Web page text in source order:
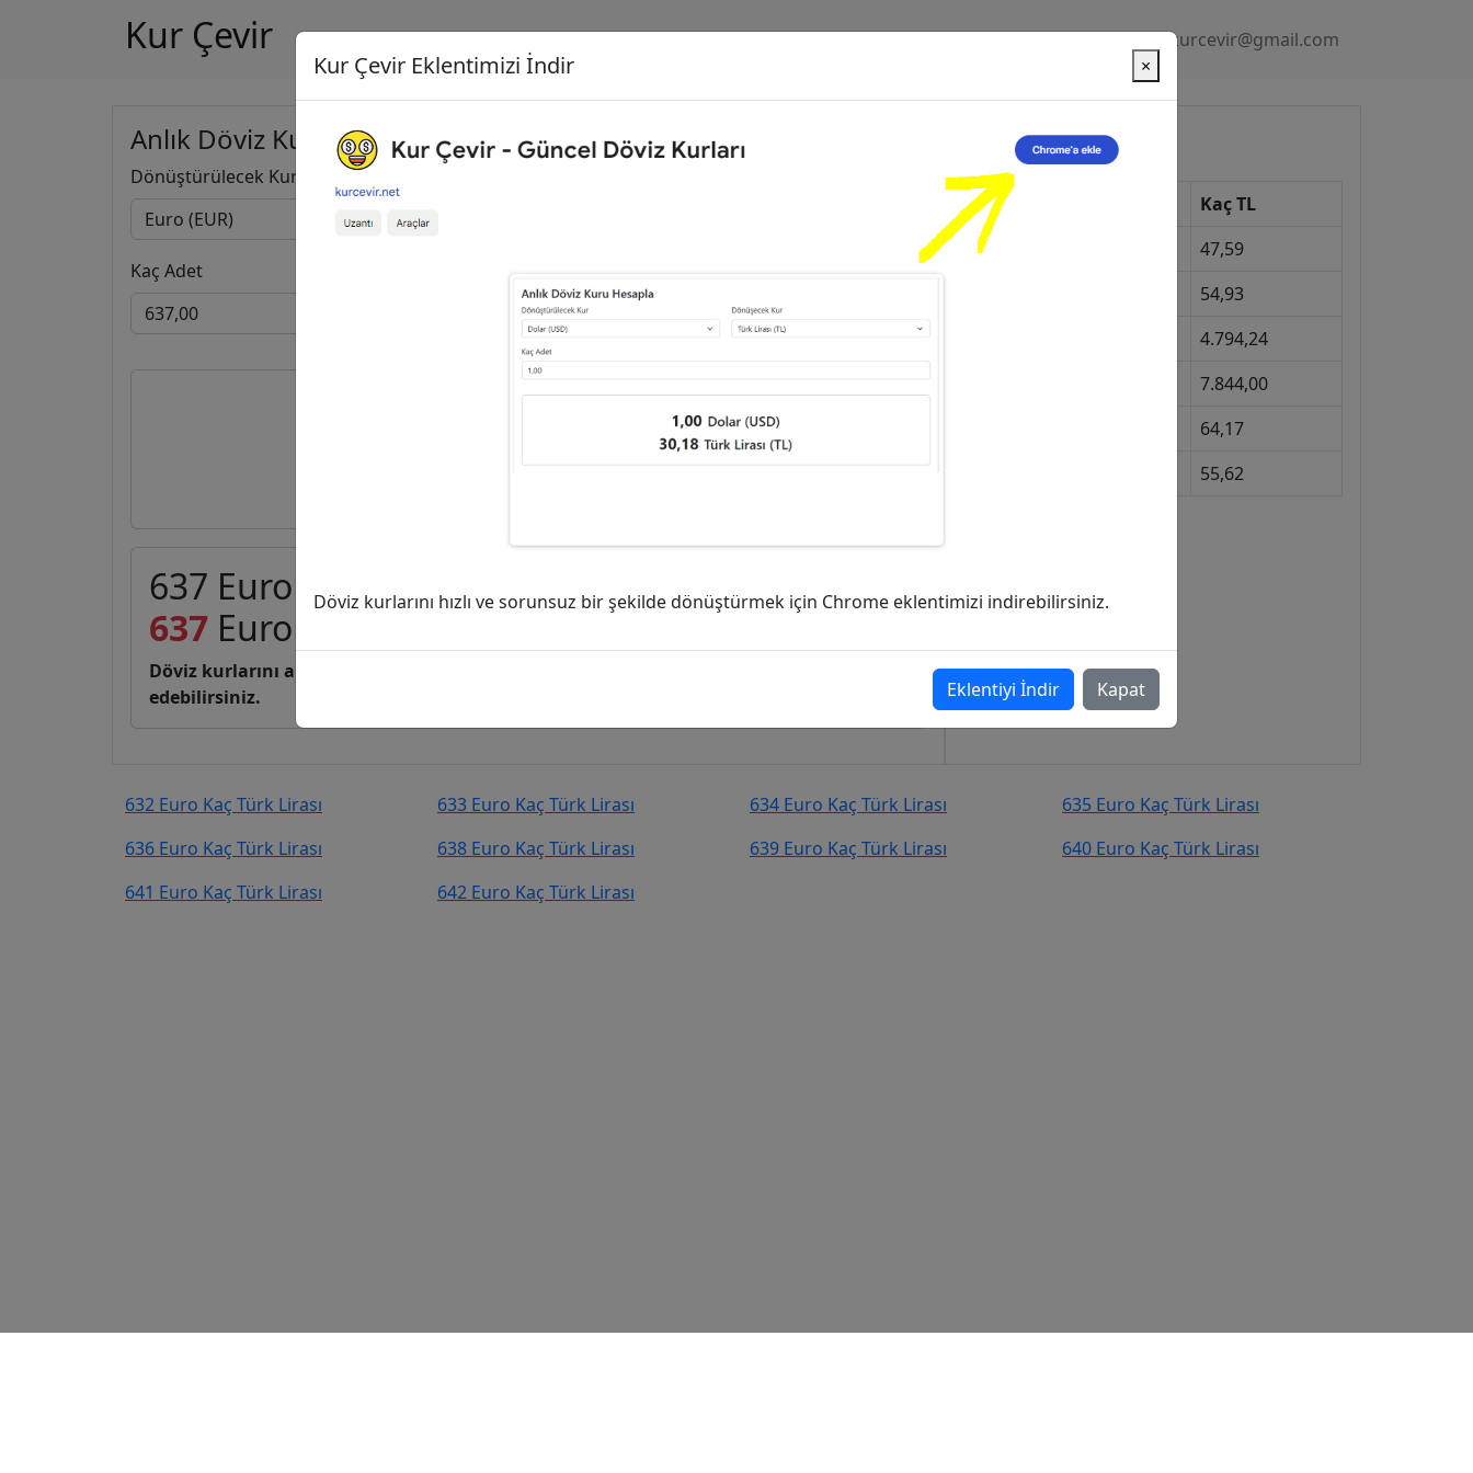
Kur Çevir Gizlilik Politikası kurcevir@gmail.com
Anlık Döviz Kuru Hesapla
Dönüştürülecek Kur
Kaç Adet
Euro (EUR)
637 Euro (EUR) kaç Türk Lirası (TL)?
637 Euro Türk Lirası (TL)
Döviz kurlarını anlık, canlı, basit bir şekilde kurcevir.net adresinden takip
edebilirsiniz.
Güncel Kurlar
Kur
Kaç TL
Dolar
47,59
54,93
4.794,24
7.844,00
64,17
55,62
632 Euro Kaç Türk Lirası 633 Euro Kaç Türk Lirası 634 Euro Kaç Türk Lirası
635 Euro Kaç Türk Lirası
636 Euro Kaç Türk Lirası
638 Euro Kaç Türk Lirası 639 Euro Kaç Türk Lirası
640 Euro Kaç Türk Lirası
641 Euro Kaç Türk Lirası
642 Euro Kaç Türk Lirası
Kur Çevir Eklentimizi İndir ×
Döviz kurlarını hızlı ve sorunsuz bir şekilde dönüştürmek için Chrome eklentimizi indirebilirsiniz.
Eklentiyi İndir Kapat